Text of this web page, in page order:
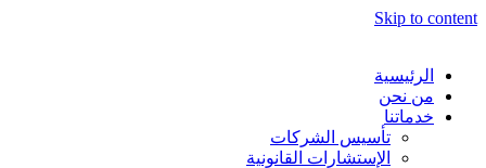
Skip to content
الرئيسية
من نحن
خدماتنا
تأسيس الشركات
الإستشارات القانونية